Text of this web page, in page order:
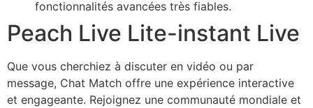
fonctionnalités avancées très fiables.
Peach Live Lite-instant Live
Que vous cherchiez à discuter en vidéo ou par
message, Chat Match offre une expérience interactive
et engageante. Rejoignez une communauté mondiale et